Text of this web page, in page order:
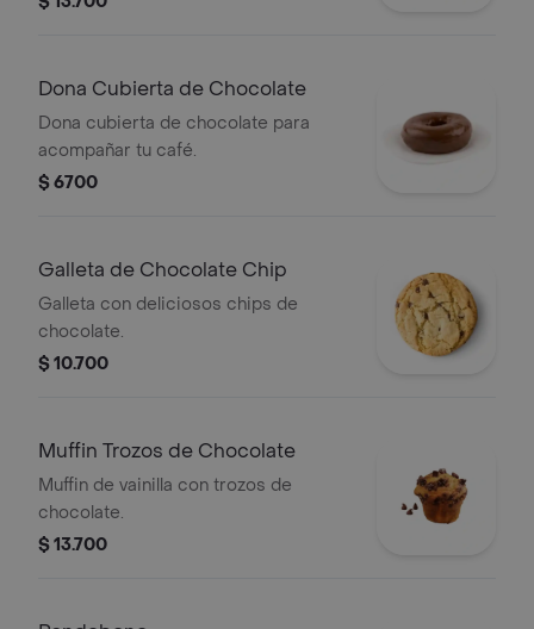
Dona Cubierta de Chocolate
Dona cubierta de chocolate para
acompañar tu café.
$ 6700
Galleta de Chocolate Chip
Galleta con deliciosos chips de
chocolate.
$ 10.700
Muffin Trozos de Chocolate
Muffin de vainilla con trozos de
chocolate.
$ 13.700